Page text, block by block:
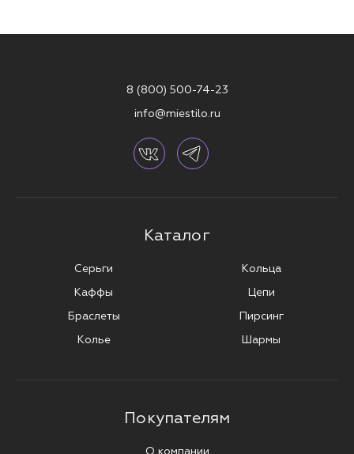
8 (800) 500-74-23
info@miestilo.ru
Каталог
Серьги
Каффы
Браслеты
Колье
Кольца
Цепи
Пирсинг
Шармы
Покупателям
О компании